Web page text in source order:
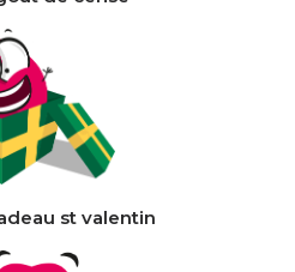
st valentin